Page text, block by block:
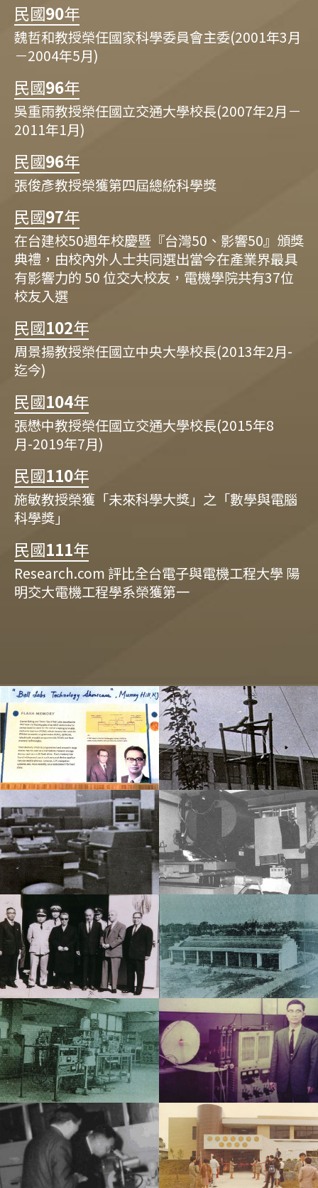
民國90年
魏哲和教授榮任國家科學委員會主委(2001年3月
－2004年5月)
民國96年
吳重雨教授榮任國立交通大學校長(2007年2月－
2011年1月)
民國96年
張俊彥教授榮獲第四屆總統科學獎
民國97年
在台建校50週年校慶暨『台灣50、影響50』頒獎
典禮，由校內外人士共同選出當今在產業界最具
有影響力的 50 位交大校友，電機學院共有37位
校友入選
民國102年
周景揚教授榮任國立中央大學校長(2013年2月-
迄今)
民國104年
張懋中教授榮任國立交通大學校長(2015年8
月-2019年7月)
民國110年
施敏教授榮獲「未來科學大獎」之「數學與電腦
科學獎」
民國111年
Research.com 評比全台電子與電機工程大學 陽
明交大電機工程學系榮獲第一